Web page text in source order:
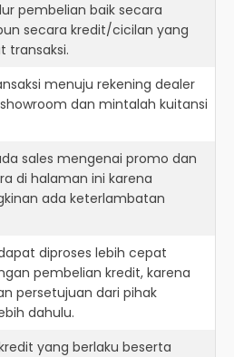
pembelian baik secara
secara kredit/cicilan yang
transaksi.
menuju rekening dealer
dan mintalah kuitansi
sales mengenai promo dan
di halaman ini karena
ada keterlambatan
diproses lebih cepat
pembelian kredit, karena
persetujuan dari pihak
dahulu.
yang berlaku beserta